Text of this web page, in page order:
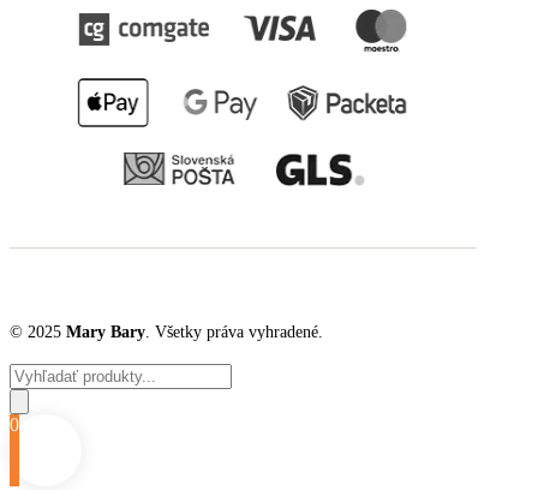
© 2025 Mary Bary . Všetky práva vyhradené.
Products
search
0